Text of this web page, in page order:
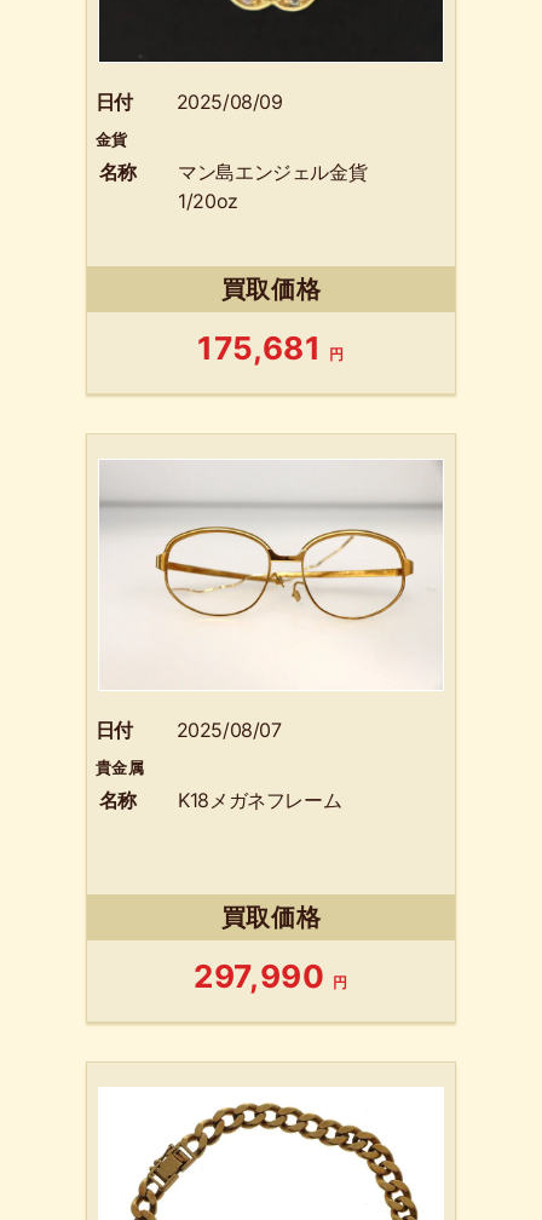
日付 2025/08/09
金貨
名称
マン島エンジェル金貨
1/20oz
買取価格
175,681 円
日付 2025/08/07
貴金属
名称 K18メガネフレーム
買取価格
297,990 円